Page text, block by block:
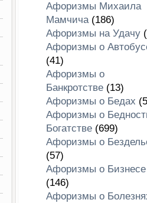
Афоризмы Михаила
Мамчича(186)
Афоризмы на Удачу
Афоризмы о
(41)
Афоризмы о
Банкротстве(13)
Афоризмы о Бедах
Афоризмы о
Богатстве(699)
Афоризмы о
(57)
Афоризмы о Бизнесе
(146)
Афоризмы о